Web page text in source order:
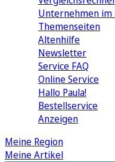
Unternehmen im
Themenseiten
Altenhilfe
Newsletter
Service FAQ
Online Service
Hallo Paula!
Bestellservice
Anzeigen
Meine Region
Meine Artikel